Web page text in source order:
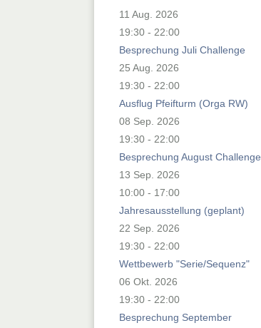
11 Aug. 2026
19:30 - 22:00
Besprechung Juli Challenge
25 Aug. 2026
19:30 - 22:00
Ausflug Pfeifturm (Orga RW)
08 Sep. 2026
19:30 - 22:00
Besprechung August Challenge
13 Sep. 2026
10:00 - 17:00
Jahresausstellung (geplant)
22 Sep. 2026
19:30 - 22:00
Wettbewerb "Serie/Sequenz"
06 Okt. 2026
19:30 - 22:00
Besprechung September